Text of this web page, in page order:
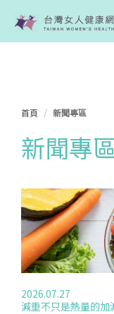
首頁 新聞專區
新聞專
2026.07.27
減重不只是熱量的加